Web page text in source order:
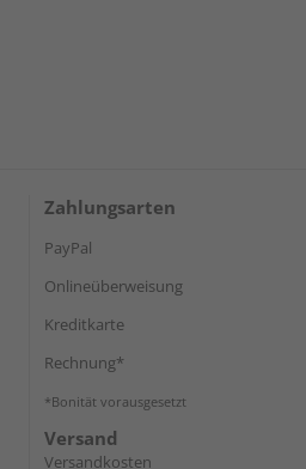
Zahlungsarten
PayPal
Onlineüberweisung
Kreditkarte
Rechnung*
*Bonität vorausgesetzt
Versand
Versandkosten